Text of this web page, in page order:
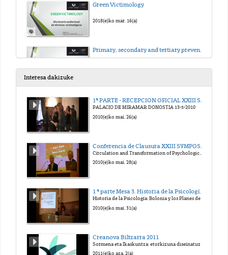
Green Victimology
2018(e)ko mar. 16(a)
Primary, secondary and tertiary prevention
Interesa dakizuke
1ª PARTE - RECEPCION OFICIAL XXIII SYMPOSIUM SEHP 2010
PALACIO DE MIRAMAR DONOSTIA 13-5-2010
2010(e)ko mai. 26(a)
Circulation and Transformation of Psychological Knowledge" (comunicación en inglés).
2010(e)ko mai. 28(a)
1 ª parte Mesa 3. Historia de la Psicología: Bolonia y los Planes de Estudios
2010(e)ko mai. 31(a)
Creanova Biltzarra 2011
Sormena eta Ikaskuntza: etorkizuna diseinatuz
2011(e)ko aza. 2(a)